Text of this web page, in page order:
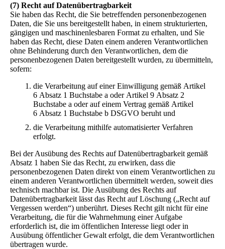
(7) Recht auf Datenübertragbarkeit
Sie haben das Recht, die Sie betreffenden personenbezogenen
Daten, die Sie uns bereitgestellt haben, in einem strukturierten,
gängigen und maschinenlesbaren Format zu erhalten, und Sie
haben das Recht, diese Daten einem anderen Verantwortlichen
ohne Behinderung durch den Verantwortlichen, dem die
personenbezogenen Daten bereitgestellt wurden, zu übermitteln,
sofern:
die Verarbeitung auf einer Einwilligung gemäß Artikel
6 Absatz 1 Buchstabe a oder Artikel 9 Absatz 2
Buchstabe a oder auf einem Vertrag gemäß Artikel
6 Absatz 1 Buchstabe b DSGVO beruht und
die Verarbeitung mithilfe automatisierter Verfahren
erfolgt.
Bei der Ausübung des Rechts auf Datenübertragbarkeit gemäß
Absatz 1 haben Sie das Recht, zu erwirken, dass die
personenbezogenen Daten direkt von einem Verantwortlichen zu
einem anderen Verantwortlichen übermittelt werden, soweit dies
technisch machbar ist. Die Ausübung des Rechts auf
Datenübertragbarkeit lässt das Recht auf Löschung („Recht auf
Vergessen werden“) unberührt. Dieses Recht gilt nicht für eine
Verarbeitung, die für die Wahrnehmung einer Aufgabe
erforderlich ist, die im öffentlichen Interesse liegt oder in
Ausübung öffentlicher Gewalt erfolgt, die dem Verantwortlichen
übertragen wurde.